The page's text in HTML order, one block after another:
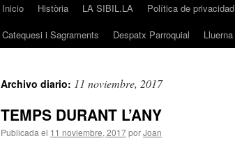
Inicio Història LA SIBIL.LA Política de privacidad
Catequesi i Sagraments
Despatx Parroquial Lluerna
Archivo diario: 11 noviembre, 2017
TEMPS DURANT L’ANY
Publicada el 11 noviembre, 2017porJoan